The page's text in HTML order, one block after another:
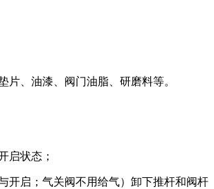
片、油漆、阀门油脂、研磨料等。
启状态；
开启；气关阀不用给气）卸下推杆和阀杆